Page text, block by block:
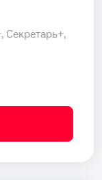
Секретарь+,